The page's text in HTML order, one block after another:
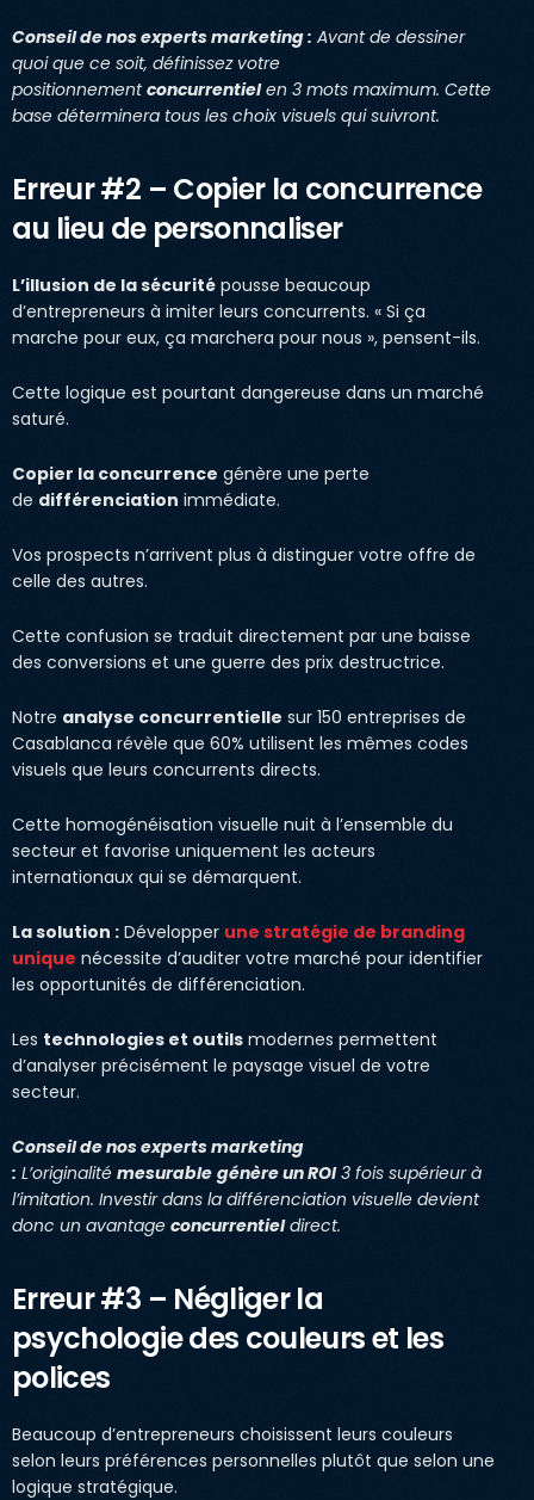
Conseil de nos experts marketing : Avant de dessiner
quoi que ce soit, définissez votre
positionnementconcurrentielen 3 mots maximum. Cette
base déterminera tous les choix visuels qui suivront.
Erreur #2 – Copier la concurrence
au lieu de personnaliser
L’illusion de la sécurité pousse beaucoup
d’entrepreneurs à imiter leurs concurrents. « Si ça
marche pour eux, ça marchera pour nous », pensent-ils.
Cette logique est pourtant dangereuse dans un marché
saturé.
Copier la concurrence génère une perte
de différenciation immédiate.
Vos prospects n’arrivent plus à distinguer votre offre de
celle des autres.
Cette confusion se traduit directement par une baisse
des conversions et une guerre des prix destructrice.
Notre analyse concurrentielle sur 150 entreprises de
Casablanca révèle que 60% utilisent les mêmes codes
visuels que leurs concurrents directs.
Cette homogénéisation visuelle nuit à l’ensemble du
secteur et favorise uniquement les acteurs
internationaux qui se démarquent.
La solution : Développer une stratégie de branding
unique nécessite d’auditer votre marché pour identifier
les opportunités de différenciation.
Les technologies et outils modernes permettent
d’analyser précisément le paysage visuel de votre
secteur.
Conseil de nos experts marketing
: L’originalité mesurable génère un ROI3 fois supérieur à
l’imitation. Investir dans la différenciation visuelle devient
donc un avantage concurrentieldirect.
Erreur #3 – Négliger la
psychologie des couleurs et les
polices
Beaucoup d’entrepreneurs choisissent leurs couleurs
selon leurs préférences personnelles plutôt que selon une
logique stratégique.